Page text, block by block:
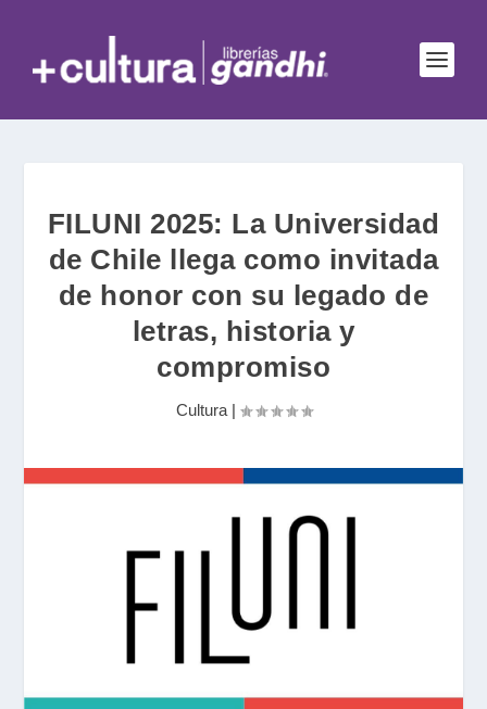
FILUNI 2025: La Universidad
de Chile llega como invitada
de honor con su legado de
letras, historia y
compromiso
Cultura|